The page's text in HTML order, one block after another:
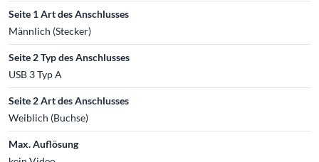
Seite 1 Art des Anschlusses
Männlich (Stecker)
Seite 2 Typ des Anschlusses
USB 3 Typ A
Seite 2 Art des Anschlusses
Weiblich (Buchse)
Max. Auflösung